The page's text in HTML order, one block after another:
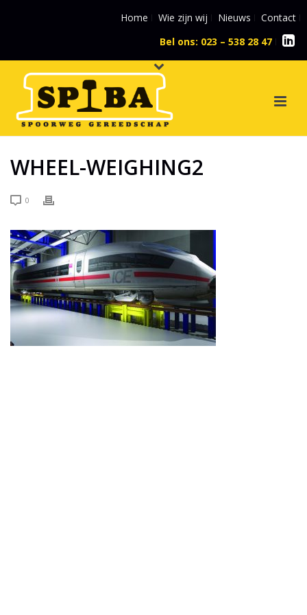
Home Wie zijn wij Nieuws
Contact
Bel ons: 023 – 538 28 47
WHEEL-WEIGHING2
0